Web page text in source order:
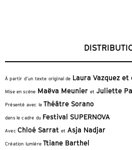
À partir d’un texte original de Laura Vazquez et
Mise en scène Maëva Meunier et Juliette
Présenté avec le Théâtre Sorano
dans le cadre du Festival SUPERNOVA
Avec Chloé Sarrat et Asja Nadjar
Création lumière Ttiane Barthel